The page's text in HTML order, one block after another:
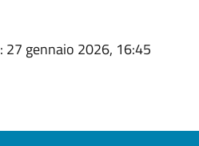
: 27 gennaio 2026, 16:45